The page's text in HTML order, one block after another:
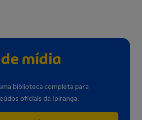
mídia
biblioteca completa para
oficiais da Ipiranga.